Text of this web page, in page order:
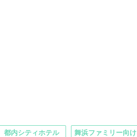
都内シティホテル 舞浜ファミリー向け